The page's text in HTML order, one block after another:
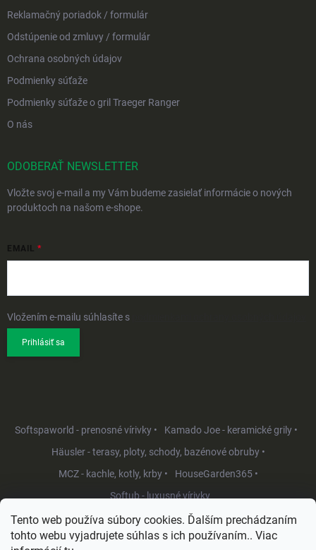
Tento web používa súbory cookies. Ďalším prechádzaním
tohto webu vyjadrujete súhlas s ich používaním.. Viac
Reklamačný poriadok / formulár
Odstúpenie od zmluvy / formulár
Ochrana osobných údajov
Podmienky súťaže
Podmienky súťaže o gril Traeger Ranger
O nás
ODOBERAŤ NEWSLETTER
Vložte svoj e-mail a my Vám budeme zasielať informácie o nových
produktoch na našom e-shope.
EMAIL
Vložením e-mailu súhlasíte s
Prihlásiť sa
Softspaworld - prenosné vírivky •
Kamado Joe - keramické grily •
Häusler - terasy, ploty, schody, bazénové obruby •
MCZ - kachle, kotly, krby •
HouseGarden365 •
Softub - luxusné vírivky